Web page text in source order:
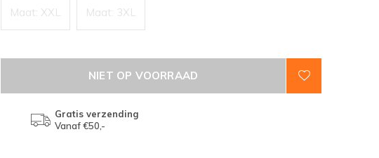
Maat: XXL Maat: 3XL
NIET OP VOORRAAD
Gratis verzending
Vanaf €50,-